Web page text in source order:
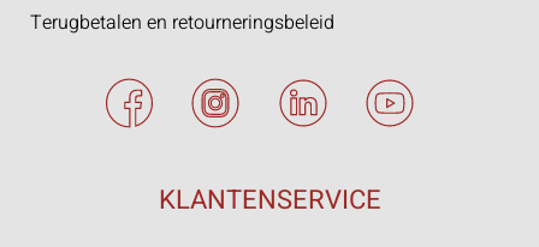
Terugbetalen en retourneringsbeleid
KLANTENSERVICE